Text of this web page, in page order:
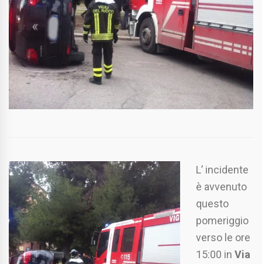
L’ incidente
è avvenuto
questo
pomeriggio
verso le ore
15:00 in Via